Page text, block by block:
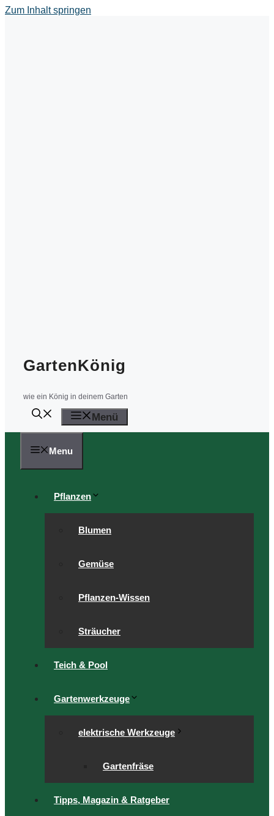
Zum Inhalt springen
GartenKönig
wie ein König in deinem Garten
Menü
Menu
Pflanzen
Blumen
Gemüse
Pflanzen-Wissen
Sträucher
Teich & Pool
Gartenwerkzeuge
elektrische Werkzeuge
Gartenfräse
Tipps, Magazin & Ratgeber